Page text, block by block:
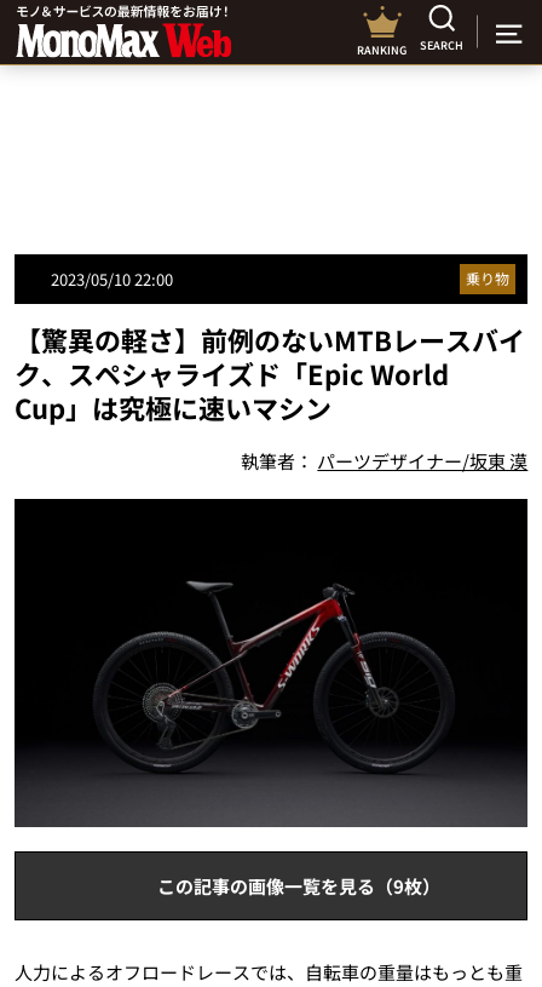
RANKING SEARCH
2023/05/10 22:00 乗り物
【驚異の軽さ】前例のないMTBレースバイ
ク、スペシャライズド「Epic World
Cup」は究極に速いマシン
執筆者： パーツデザイナー/坂東 漠
この記事の画像一覧を見る（9枚）
人力によるオフロードレースでは、自転車の重量はもっとも重